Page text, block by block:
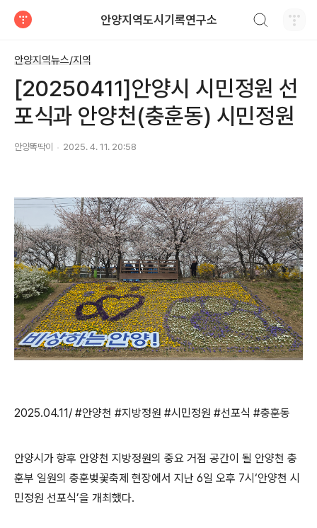
안양지역도시기록연구소
안양지역뉴스/지역
[20250411]안양시 시민정원 선
포식과 안양천(충훈동) 시민정원
안양똑딱이 2025. 4. 11. 20:58
2025.04.11/ #안양천 #지방정원 #시민정원 #선포식 #충훈동
안양시가 향후 안양천 지방정원의 중요 거점 공간이 될 안양천 충
훈부 일원의 충훈벚꽃축제 현장에서 지난 6일 오후 7시 ‘안양천 시
민정원 선포식’을 개최했다.